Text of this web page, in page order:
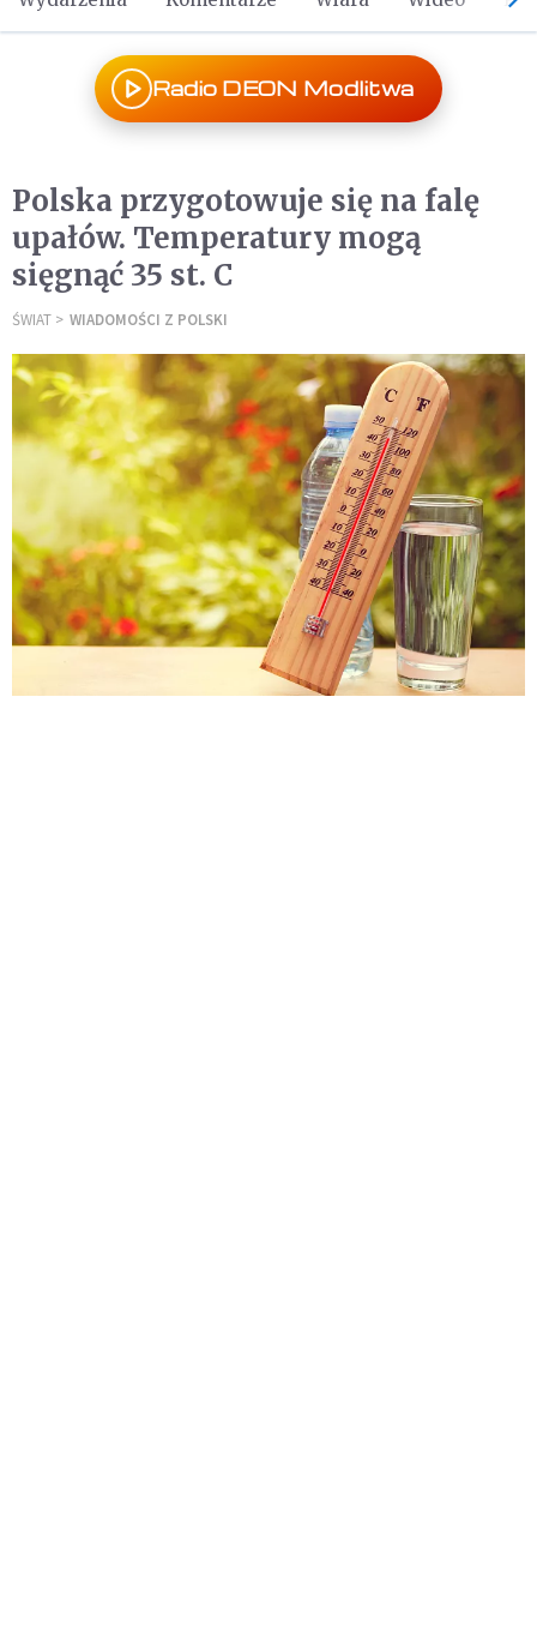
Radio DEON Modlitwa
Polska przygotowuje się na falę
upałów. Temperatury mogą
sięgnąć 35 st. C
ŚWIAT WIADOMOŚCI Z POLSKI